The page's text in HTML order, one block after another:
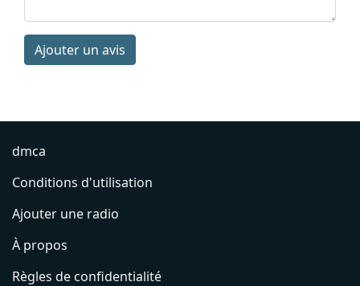
Ajouter un avis
dmca
Conditions d'utilisation
Ajouter une radio
À propos
Règles de confidentialité